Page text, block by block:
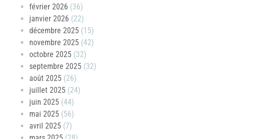
février 2026 (36)
janvier 2026 (22)
décembre 2025 (15)
novembre 2025 (42)
octobre 2025 (32)
septembre 2025 (32)
août 2025 (26)
juillet 2025 (24)
juin 2025 (44)
mai 2025 (56)
avril 2025 (7)